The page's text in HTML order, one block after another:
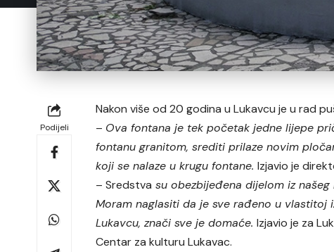
Podijeli
Nakon više od 20 godina u Lukavcu je u rad
– Ova fontana je tek početak jedne lijepe
fontanu granitom, srediti prilaze novim
koji se nalaze u krugu fontane.Izjavio je
– Sredstva su obezbijeđena dijelom iz
Moram naglasiti da je sve rađeno u vlastitoj
Lukavcu, znači sve je domaće.Izjavio je za
Centar za kulturu Lukavac.